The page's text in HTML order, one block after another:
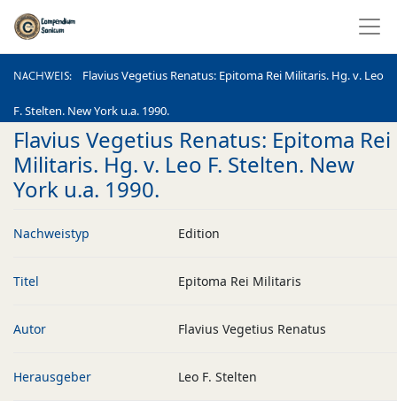
NACHWEIS Flavius Vegetius Renatus: Epitoma Rei Militaris. Hg. v. Leo
F. Stelten. New York u.a. 1990.
NACHWEIS
Flavius Vegetius Renatus: Epitoma Rei
Militaris. Hg. v. Leo F. Stelten. New
York u.a. 1990.
Nachweistyp Edition
Titel Epitoma Rei Militaris
Autor Flavius Vegetius Renatus
Herausgeber Leo F. Stelten